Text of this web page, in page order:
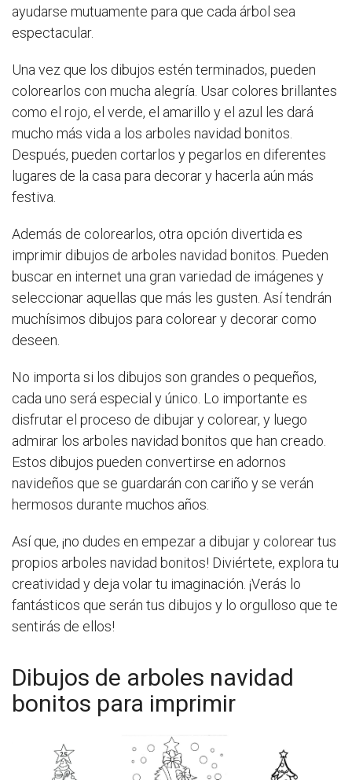
ayudarse mutuamente para que cada árbol sea
espectacular.
Una vez que los dibujos estén terminados, pueden
colorearlos con mucha alegría. Usar colores brillantes
como el rojo, el verde, el amarillo y el azul les dará
mucho más vida a los arboles navidad bonitos.
Después, pueden cortarlos y pegarlos en diferentes
lugares de la casa para decorar y hacerla aún más
festiva.
Además de colorearlos, otra opción divertida es
imprimir dibujos de arboles navidad bonitos. Pueden
buscar en internet una gran variedad de imágenes y
seleccionar aquellas que más les gusten. Así tendrán
muchísimos dibujos para colorear y decorar como
deseen.
No importa si los dibujos son grandes o pequeños,
cada uno será especial y único. Lo importante es
disfrutar el proceso de dibujar y colorear, y luego
admirar los arboles navidad bonitos que han creado.
Estos dibujos pueden convertirse en adornos
navideños que se guardarán con cariño y se verán
hermosos durante muchos años.
Así que, ¡no dudes en empezar a dibujar y colorear tus
propios arboles navidad bonitos! Diviértete, explora tu
creatividad y deja volar tu imaginación. ¡Verás lo
fantásticos que serán tus dibujos y lo orgulloso que te
sentirás de ellos!
Dibujos de arboles navidad
bonitos para imprimir